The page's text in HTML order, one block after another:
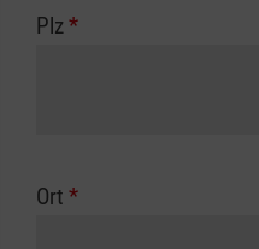
Plz*
Ort *